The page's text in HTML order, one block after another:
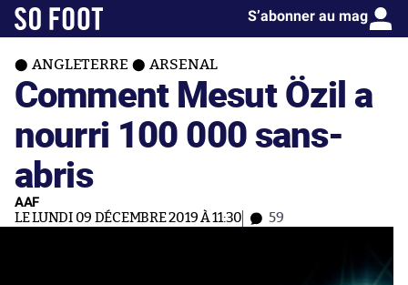
S’abonner au mag
ANGLETERRE ARSENAL
Comment Mesut Özil a
nourri 100 000 sans-
abris
AAF
LE LUNDI 09 DÉCEMBRE 2019 À 11:30 59